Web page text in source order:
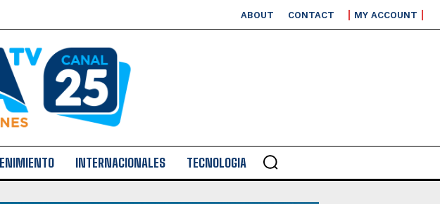
ABOUT CONTACT MY ACCOUNT
INTERNACIONALES TECNOLOGIA